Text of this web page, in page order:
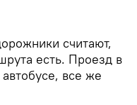
считают,
есть. Проезд в
все же